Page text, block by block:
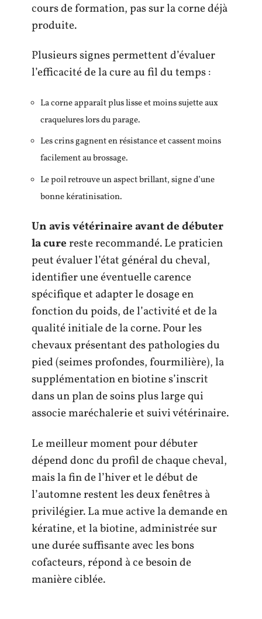
cours de formation, pas sur la corne déjà
produite.
Plusieurs signes permettent d’évaluer
l’efficacité de la cure au fil du temps :
La corne apparaît plus lisse et moins sujette aux
craquelures lors du parage.
Les crins gagnent en résistance et cassent moins
facilement au brossage.
Le poil retrouve un aspect brillant, signe d’une
bonne kératinisation.
Un avis vétérinaire avant de débuter
la curereste recommandé. Le praticien
peut évaluer l’état général du cheval,
identifier une éventuelle carence
spécifique et adapter le dosage en
fonction du poids, de l’activité et de la
qualité initiale de la corne. Pour les
chevaux présentant des pathologies du
pied (seimes profondes, fourmilière), la
supplémentation en biotine s’inscrit
dans un plan de soins plus large qui
associe maréchalerie et suivi vétérinaire.
Le meilleur moment pour débuter
dépend donc du profil de chaque cheval,
mais la fin de l’hiver et le début de
l’automne restent les deux fenêtres à
privilégier. La mue active la demande en
kératine, et la biotine, administrée sur
une durée suffisante avec les bons
cofacteurs, répond à ce besoin de
manière ciblée.